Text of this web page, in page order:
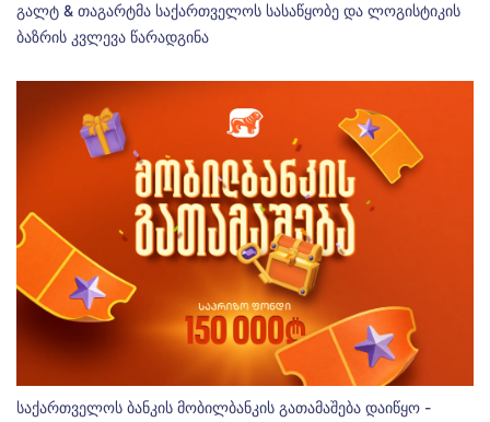
გალტ & თაგარტმა საქართველოს სასაწყობე და ლოგისტიკის
ბაზრის კვლევა წარადგინა
საქართველოს ბანკის მობილბანკის გათამაშება დაიწყო -